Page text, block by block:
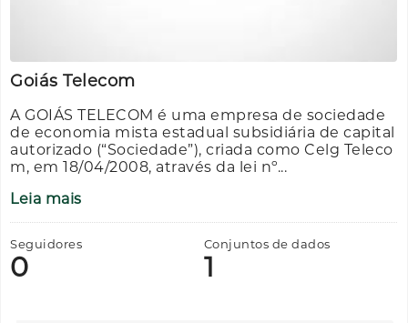
Goiás Telecom
A GOIÁS TELECOM é uma empresa de sociedade
de economia mista estadual subsidiária de capital
autorizado (“Sociedade”), criada como Celg Teleco
m, em 18/04/2008, através da lei nº...
Leia mais
Seguidores
0
Conjuntos de dados
1